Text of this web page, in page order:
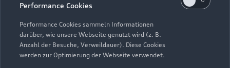
Performance Cookies
Performance Cookies sammeln Informationen
darüber, wie unsere Webseite genutzt wird (z. B.
Anzahl der Besuche, Verweildauer). Diese Cookies
werden zur Optimierung der Webseite verwendet.
Service
Teile- und Zubehörverkauf
Geschlossen,öffnet amMontag 07:30